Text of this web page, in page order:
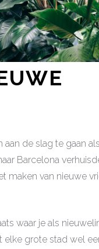
de slag te gaan
Barcelona
maken van nieuwe
waar je als
elke grote stad wel